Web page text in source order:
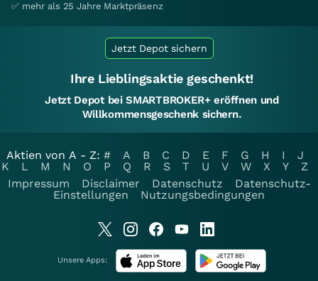
✅ mehr als 25 Jahre Marktpräsenz
Jetzt Depot sichern
Ihre Lieblingsaktie geschenkt!
Jetzt Depot bei SMARTBROKER+ eröffnen und
Willkommensgeschenk sichern.
Aktien von A - Z: # A B C D E F G H I
J
K
L M N O P Q R S T U V W X Y
Z
Impressum
Disclaimer Datenschutz
Datenschutz-
Einstellungen
Nutzungsbedingungen
Unsere Apps: